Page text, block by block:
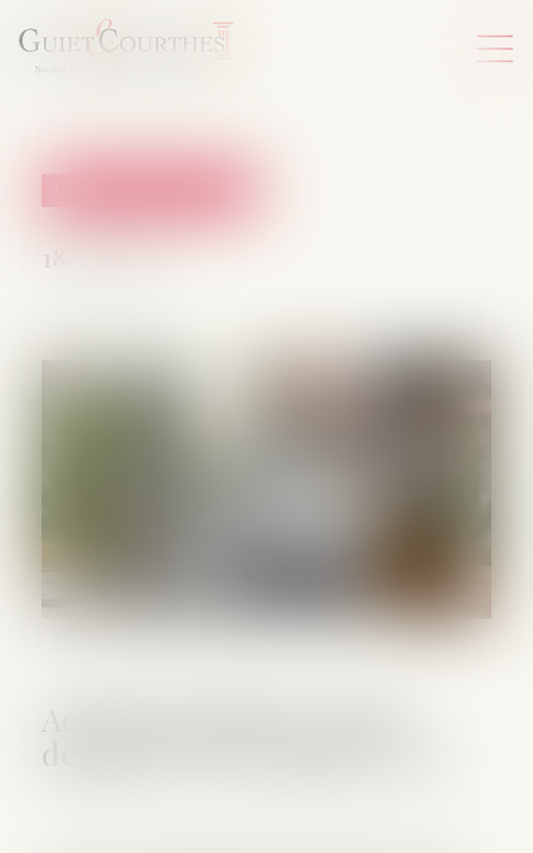
Activité partielle et ALPD
depuis le 1er novembre 2024